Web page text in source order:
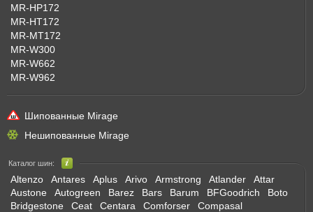
MR-HP172
MR-HT172
MR-MT172
MR-W300
MR-W662
MR-W962
Шипованные Mirage
Нешипованные Mirage
Каталог шин:
Altenzo Antares Aplus Arivo Armstrong Atlander
Attar
Austone
Autogreen Barez Bars Barum BFGoodrich
Boto
Bridgestone
Ceat Centara Comforser Compasal